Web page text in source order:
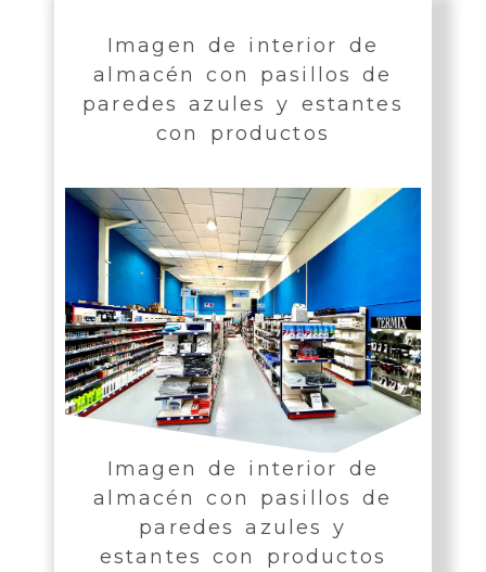
Imagen de interior de
almacén con pasillos de
paredes azules y estantes
con productos
Imagen de interior de
almacén con pasillos de
paredes azules y
estantes con productos